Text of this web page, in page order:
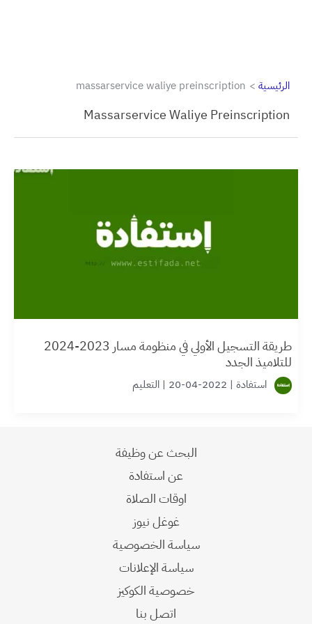
الرئيسية massarservice waliye preinscription
Massarservice Waliye Preinscription
طريقة التسجيل الأولي في منظومة مسار 2023-2024
للتلاميذ الجدد
استفادة |
2022-04-20
|التعليم
البحث عن وظيفة
عن استفادة
اوقات الصلاة
غوغل نيوز
سياسة الخصوصية
سياسة الإعلانات
خصوصية الكوكيز
اتصل بنا